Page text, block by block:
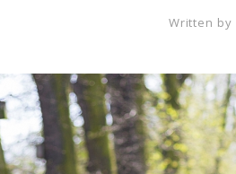
Written by